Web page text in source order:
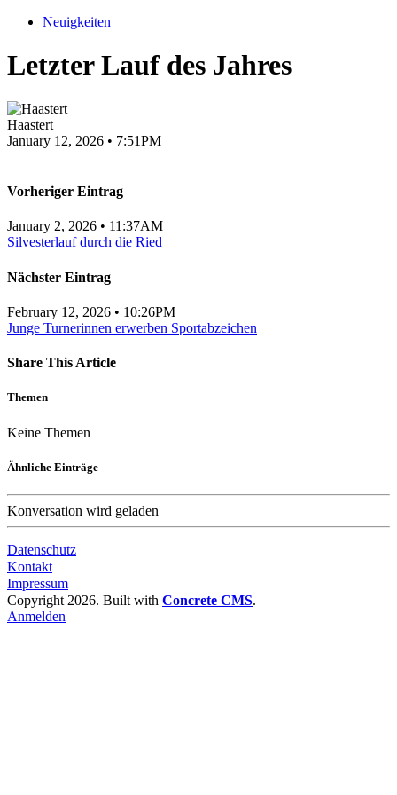
Neuigkeiten
Letzter Lauf des Jahres
Haastert
January 12, 2026 • 7:51PM
Vorheriger Eintrag
January 2, 2026 • 11:37AM
Silvesterlauf durch die Ried
Nächster Eintrag
February 12, 2026 • 10:26PM
Junge Turnerinnen erwerben Sportabzeichen
Share This Article
Themen
Keine Themen
Ähnliche Einträge
Konversation wird geladen
Datenschutz
Kontakt
Impressum
Copyright 2026. Built with Concrete CMS.
Anmelden